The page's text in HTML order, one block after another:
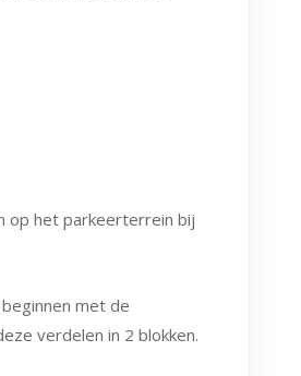
op het parkeerterrein bij
met de
verdelen in 2 blokken.